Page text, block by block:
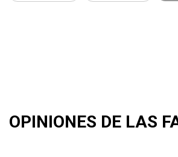
OPINIONES DE LAS